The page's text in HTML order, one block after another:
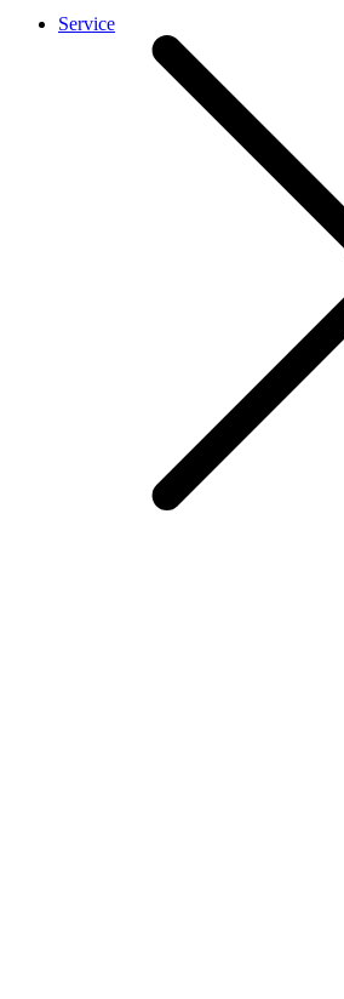
Service